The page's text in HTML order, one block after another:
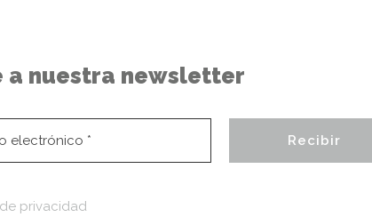
a nuestra newsletter
privacidad